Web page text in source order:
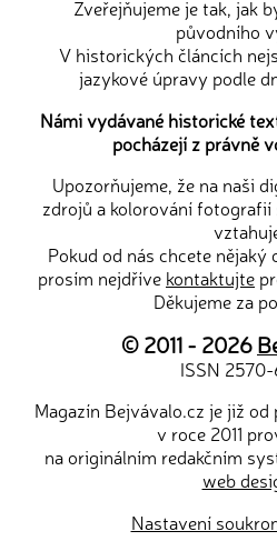
Zveřejňujeme je tak, jak
původního
V historických článcích
jazykové úpravy podle
Námi vydávané historické
pocházejí z právně
Upozorňujeme, že na naši
zdrojů a kolorování fotografií
Pokud od nás chcete nějaký
prosím nejdříve kontaktujte
Děkujeme za
© 2011 - 2026
ISSN
Magazín Bejvávalo.cz je již
v roce 2011
na originálním redakčním
web
Nastavení